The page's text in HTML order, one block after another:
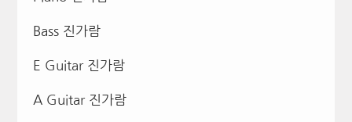
Bass 진가람
E Guitar 진가람
A Guitar 진가람